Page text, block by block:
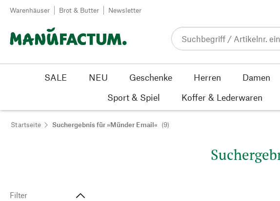
Zum Inhalt springen
Warenhäuser Brot & Butter Newsletter
SALE NEU Geschenke Herren Damen
Sport & Spiel
Koffer & Lederwaren
Startseite Suchergebnis für »Münder Email« (9)
Filter